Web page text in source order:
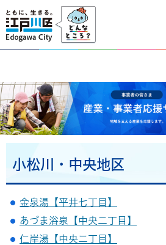
江戸川区
事業者の皆さま 産業・事業者応援サ
応援します。
小松川・中央地区
金泉湯【平井七丁目】
あづま浴泉【中央二丁目】
仁岸湯【中央二丁目】